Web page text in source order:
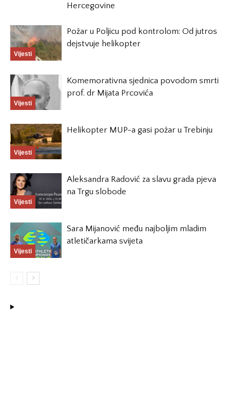
Hercegovine
Vijesti
Požar u Poljicu pod kontrolom: Od jutros
dejstvuje helikopter
Vijesti
Komemorativna sjednica povodom smrti
prof. dr Mijata Prcovića
Vijesti
Helikopter MUP-a gasi požar u Trebinju
Vijesti
Aleksandra Radović za slavu grada pjeva
na Trgu slobode
Vijesti
Sara Mijanović među najboljim mladim
atletičarkama svijeta